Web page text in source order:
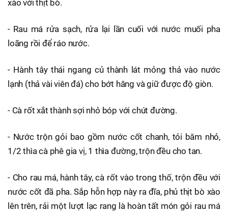
xào với thịt bò.
- Rau má rửa sạch, rửa lại lần cuối với nước muối pha
loãng rồi để ráo nước.
- Hành tây thái ngang củ thành lát mỏng thả vào nước
lạnh (thả vài viên đá) cho bớt hăng và giữ được độ giòn.
- Cà rốt xắt thành sợi nhỏ bóp với chút đường.
- Nước trộn gỏi bao gồm nước cốt chanh, tỏi băm nhỏ,
1/2 thìa cà phê gia vị, 1 thìa đường, trộn đều cho tan.
- Cho rau má, hành tây, cà rốt vào trong thố, trộn đều với
nước cốt đã pha. Sắp hỗn hợp này ra đĩa, phủ thịt bò xào
lên trên, rải một lượt lạc rang là hoàn tất món gỏi rau má